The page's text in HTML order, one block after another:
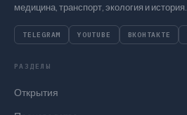
медицина, транспорт, экология и история.
TELEGRAM YOUTUBE ВКОНТАКТЕ
РАЗДЕЛЫ
Открытия